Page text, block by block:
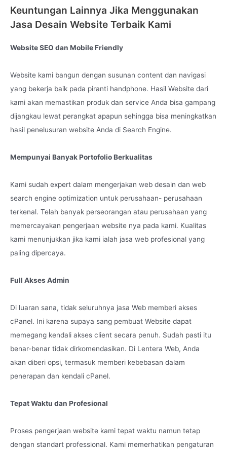
Hasil 100% profesional namun tetap dengan harga yang
terjangkau.
Lets Go Online and to the moon with us !!
Keuntungan Lainnya Jika Menggunakan
Jasa Desain Website Terbaik Kami
Website SEO dan Mobile Friendly
Website kami bangun dengan susunan content dan navigasi
yang bekerja baik pada piranti handphone. Hasil Website dari
kami akan memastikan produk dan service Anda bisa gampang
dijangkau lewat perangkat apapun sehingga bisa meningkatkan
hasil penelusuran website Anda di Search Engine.
Mempunyai Banyak Portofolio Berkualitas
Kami sudah expert dalam mengerjakan web desain dan web
search engine optimization untuk perusahaan- perusahaan
terkenal. Telah banyak perseorangan atau perusahaan yang
memercayakan pengerjaan website nya pada kami. Kualitas
kami menunjukkan jika kami ialah jasa web profesional yang
paling dipercaya.
Full Akses Admin
Di luaran sana, tidak seluruhnya jasa Web memberi akses
cPanel. Ini karena supaya sang pembuat Website dapat
memegang kendali akses client secara penuh. Sudah pasti itu
benar-benar tidak dirkomendasikan. Di Lentera Web, Anda
akan diberi opsi, termasuk memberi kebebasan dalam
penerapan dan kendali cPanel.
Tepat Waktu dan Profesional
Proses pengerjaan website kami tepat waktu namun tetap
dengan standart professional. Kami memerhatikan pengaturan